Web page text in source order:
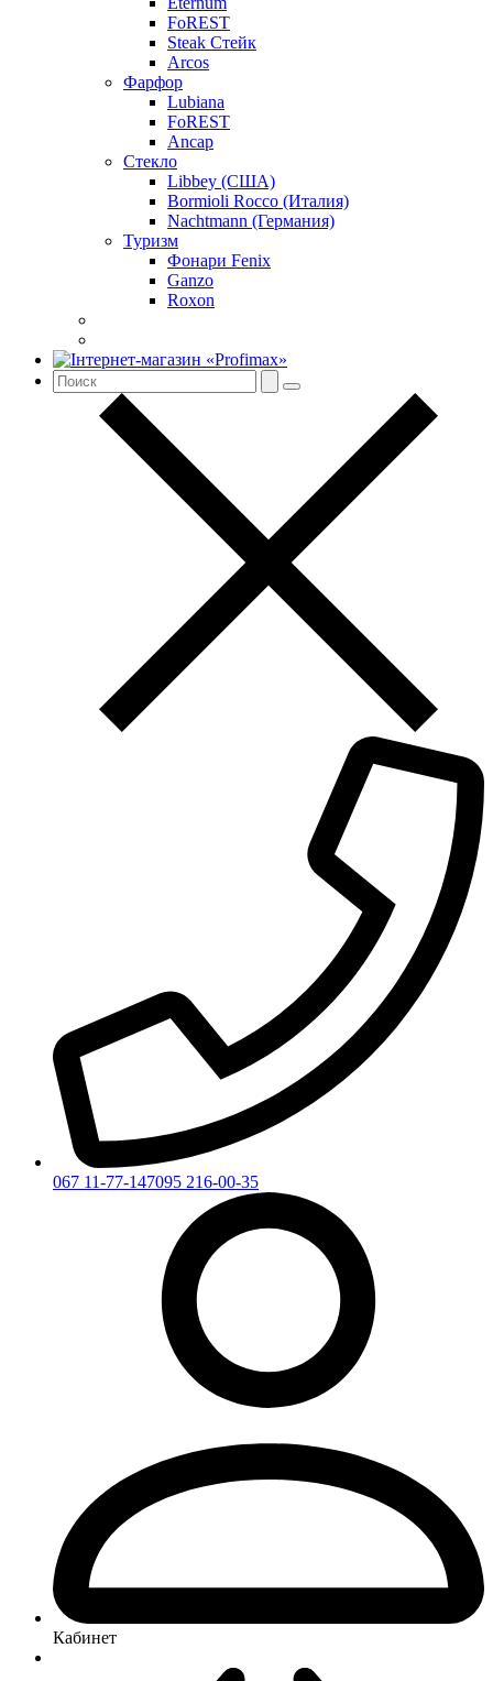
FoREST
Steak Стейк
Arcos
Фарфор
Lubiana
FoREST
Ancap
Стекло
Libbey (США)
Bormioli Rocco (Италия)
Nachtmann (Германия)
Туризм
Фонари Fenix
Ganzo
Roxon
067 11-77-147095 216-00-35
Кабинет